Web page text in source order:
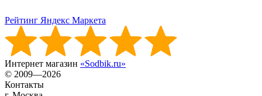
Рейтинг Яндекс Маркета
Интернет магазин «Sodbik.ru»
© 2009—2026
Контакты